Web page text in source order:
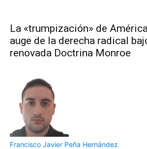
La «trumpización» de
auge de la derecha radical
renovada Doctrina Monroe
Francisco Javier Peña Hernández